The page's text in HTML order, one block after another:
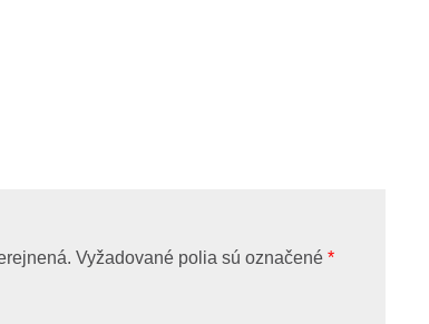
Vyžadované polia sú označené *